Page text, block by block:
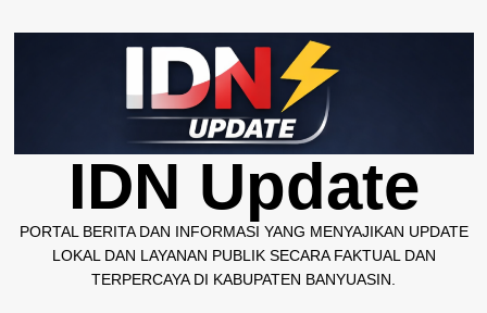
to
IDN Update
PORTAL BERITA DAN INFORMASI YANG MENYAJIKAN UPDATE
LOKAL DAN LAYANAN PUBLIK SECARA FAKTUAL DAN
TERPERCAYA DI KABUPATEN BANYUASIN.